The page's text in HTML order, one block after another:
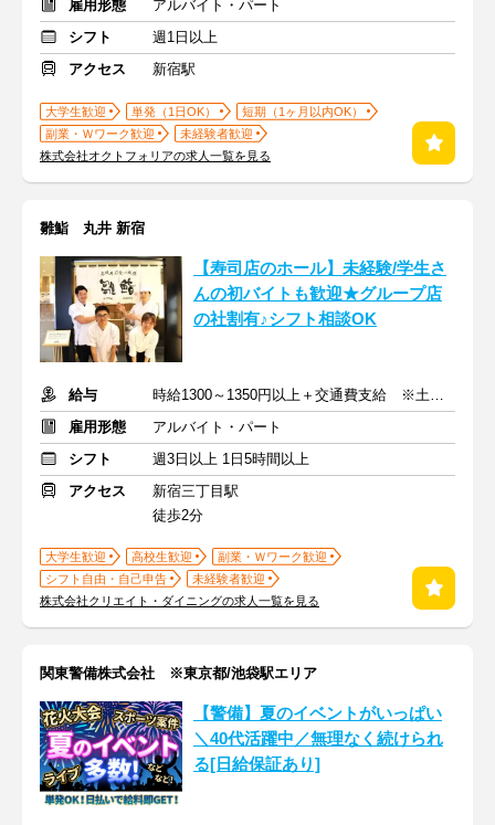
雇用形態
アルバイト・パート
シフト
週1日以上
アクセス
新宿駅
大学生歓迎 単発（1日OK）
短期（1ヶ月以内OK）
副業・Ｗワーク歓迎
未経験者歓迎
株式会社オクトフォリアの求人一覧を見る
雛鮨 丸井 新宿
【寿司店のホール】未経験/学生さ
んの初バイトも歓迎★グループ店
の社割有♪シフト相談OK
給与
雇用形態
アルバイト・パート
シフト
週3日以上 1日5時間以上
アクセス
新宿三丁目駅
徒歩2分
大学生歓迎 高校生歓迎
副業・Ｗワーク歓迎
シフト自由・自己申告
未経験者歓迎
株式会社クリエイト・ダイニングの求人一覧を見る
関東警備株式会社 ※東京都/池袋駅エリア
【警備】夏のイベントがいっぱい
＼40代活躍中／無理なく続けられ
る[日給保証あり]